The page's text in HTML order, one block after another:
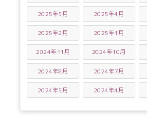
2025年5月 2025年4月
2025年2月 2025年1月
2024年11月 2024年10月
2024年8月 2024年7月
2024年5月 2024年4月